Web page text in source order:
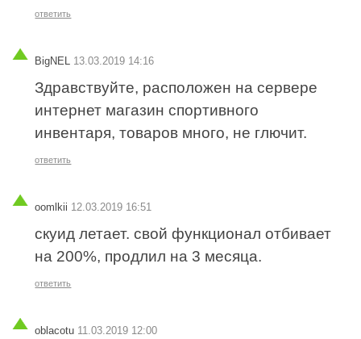
ответить
BigNEL 13.03.2019 14:16
Здравствуйте, расположен на сервере
интернет магазин спортивного
инвентаря, товаров много, не глючит.
ответить
oomlkii 12.03.2019 16:51
скуид летает. свой функционал отбивает
на 200%, продлил на 3 месяца.
ответить
oblacotu 11.03.2019 12:00